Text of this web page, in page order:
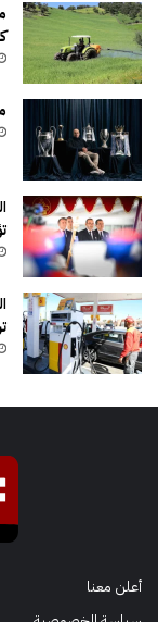
أعلن معنا